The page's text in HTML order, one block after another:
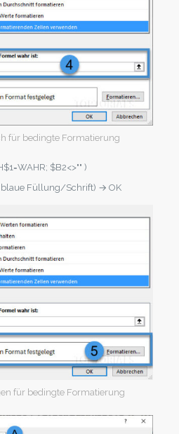
für bedingte Formatierung
$B2<>"" )
blaue Füllung/Schrift) → OK
für bedingte Formatierung